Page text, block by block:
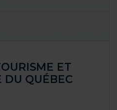
ET
DU QUÉBEC